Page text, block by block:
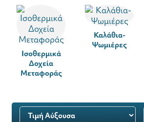
Ισοθερμικά
Δοχεία
Μεταφοράς
Καλάθια-
Ψωμιέρες